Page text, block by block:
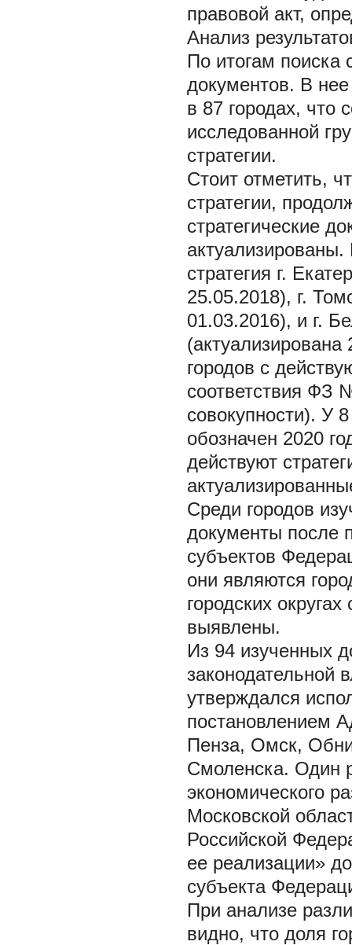
правовой акт,
Анализ
По итогам поиска
документов. В
в 87 городах, что
исследованной
стратегии.
Стоит отметить,
стратегии,
стратегические
стратегия г.
25.05.2018), г.
01.03.2016), и г.
городов с
соответствия ФЗ
совокупности). У
обозначен 2020
действуют
Среди городов
документы после
субъектов
они являются
городских
выявлены.
Из 94 изученных
законодательной
утверждался
постановлением
Пенза, Омск,
Смоленска. Один
экономического
Московской
Российской
ее реализации»
субъекта
При анализе
видно, что доля